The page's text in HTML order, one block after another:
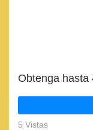
5 Vistas